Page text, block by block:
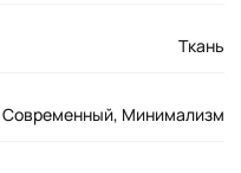
Ткань
Современный, Минимализм